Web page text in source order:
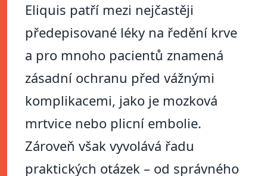
Eliquis patří mezi nejčastěji
předepisované léky na ředění krve
a pro mnoho pacientů znamená
zásadní ochranu před vážnými
komplikacemi, jako je mozková
mrtvice nebo plicní embolie.
Zároveň však vyvolává řadu
praktických otázek – od správného